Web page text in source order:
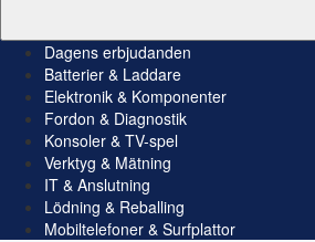
Dagens erbjudanden
Batterier & Laddare
Elektronik & Komponenter
Fordon & Diagnostik
Konsoler & TV-spel
Verktyg & Mätning
IT & Anslutning
Lödning & Reballing
Mobiltelefoner & Surfplattor